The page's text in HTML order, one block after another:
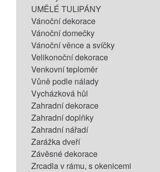
UMĚLÉ TULIPÁNY
Vánoční dekorace
Vánoční domečky
Vánoční věnce a svíčky
Velikonoční dekorace
Venkovní teploměr
Vůně podle nálady
Vycházková hůl
Zahradní dekorace
Zahradní doplňky
Zahradní nářadí
Zarážka dveří
Závěsné dekorace
Zrcadla v rámu, s okenicemi